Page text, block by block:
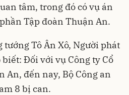
tâm, trong đó có vụ án
Tập đoàn Thuận An.
Tô Ân Xô, Người phát
biết: Đối với vụ Công ty Cổ
An, đến nay, Bộ Công an
8 bị can.